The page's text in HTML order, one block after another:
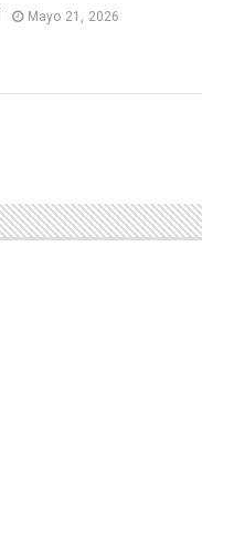
Mayo 21, 2026